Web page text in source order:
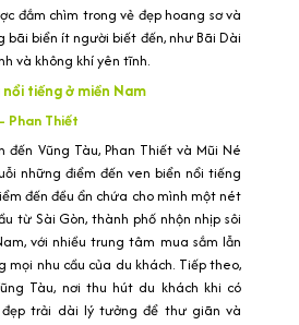
đắm chìm trong vẻ đẹp hoang sơ và
bãi biển ít người biết đến, như Bãi Dài
và không khí yên tĩnh.
tiếng ở miền Nam
Phan Thiết
đến Vũng Tàu, Phan Thiết và Mũi Né
những điểm đến ven biển nổi tiếng
đến đều ẩn chứa cho mình một nét
từ Sài Gòn, thành phố nhộn nhịp sôi
với nhiều trung tâm mua sắm lẫn
mọi nhu cầu của du khách. Tiếp theo,
Tàu, nơi thu hút du khách khi có
trải dài lý tưởng để thư giãn và